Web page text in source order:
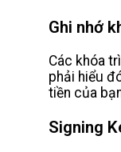
Ghi nhớ
Các khóa
phải hiểu
tiền của
Signing